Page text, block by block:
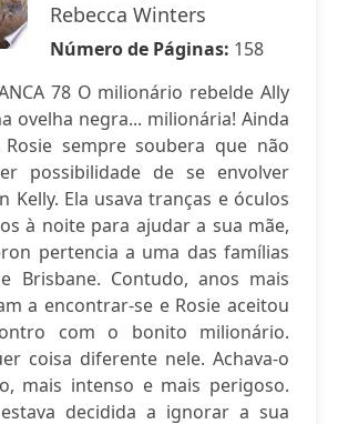
Rebecca Winters
Número de Páginas: 158
78 O milionário rebelde Ally
ovelha negra... milionária! Ainda
Rosie sempre soubera que não
possibilidade de se envolver
Kelly. Ela usava tranças e óculos
à noite para ajudar a sua mãe,
pertencia a uma das famílias
Brisbane. Contudo, anos mais
a encontrar-se e Rosie aceitou
com o bonito milionário.
coisa diferente nele. Achava-o
mais intenso e mais perigoso.
decidida a ignorar a sua